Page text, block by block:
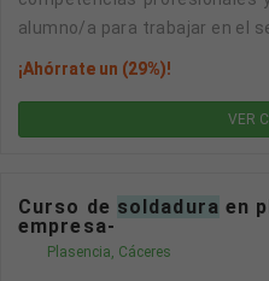
alumno/a para trabajar en el
¡Ahórrate un (29%)!
VER
Curso de soldadura en
empresa-
Plasencia, Cáceres